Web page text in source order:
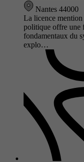
Nantes 44000
La licence
politique offre une
fondamentaux du
explo…